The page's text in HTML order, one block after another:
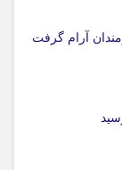
آرام گرفت